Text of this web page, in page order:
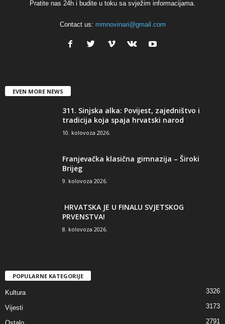
Pratite nas 24h i budite u toku sa svježim informacijama.
Contact us: mmnovinari@gmail.com
EVEN MORE NEWS
311. Sinjska alka: Povijest, zajedništvo i
tradicija koja spaja hrvatski narod
10. kolovoza 2026.
Franjevačka klasična gimnazija – Široki
Brijeg
9. kolovoza 2026.
HRVATSKA JE U FINALU SVJETSKOG
PRVENSTVA!
8. kolovoza 2026.
POPULARNE KATEGORIJE
Kultura 3326
Vijesti 3173
2791